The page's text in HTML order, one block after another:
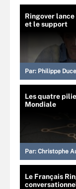
Ringover
et le support
Par: Philippe
Les quatre
Mondiale
Par: Christophe
Le Français